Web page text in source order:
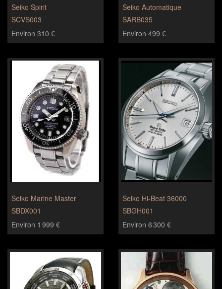
Seiko Spirit
SCVS003
Environ 310 €
Seiko Automatique
SARB035
Environ 499 €
Seiko Marine Master
SBDX001
Environ 1 999 €
Seiko Hi-Beat 36000
SBGH001
Environ 6 300 €